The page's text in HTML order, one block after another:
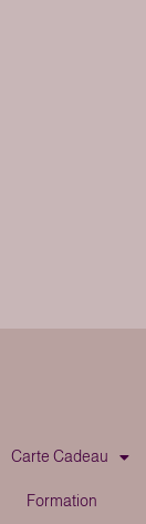
Carte Cadeau
Formation